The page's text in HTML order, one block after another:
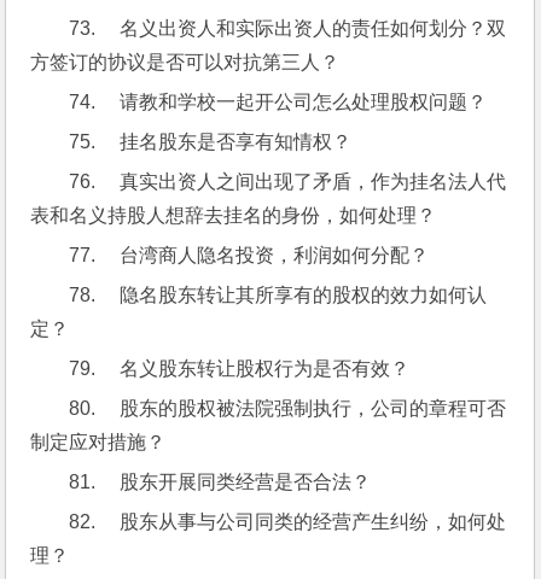
73.     名义出资人和实际出资人的责任如何划分？双
方签订的协议是否可以对抗第三人？
74.     请教和学校一起开公司怎么处理股权问题？
75.     挂名股东是否享有知情权？
76.     真实出资人之间出现了矛盾，作为挂名法人代
表和名义持股人想辞去挂名的身份，如何处理？
77.     台湾商人隐名投资，利润如何分配？
78.     隐名股东转让其所享有的股权的效力如何认
定？
79.     名义股东转让股权行为是否有效？
80.     股东的股权被法院强制执行，公司的章程可否
制定应对措施？
81.     股东开展同类经营是否合法？
82.     股东从事与公司同类的经营产生纠纷，如何处
理？